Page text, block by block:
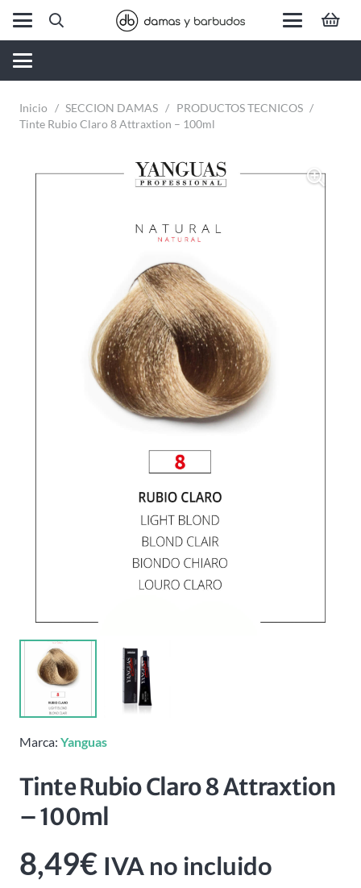
Inicio / SECCION DAMAS / PRODUCTOS TECNICOS /
Tinte Rubio Claro 8 Attraxtion – 100ml
Marca: Yanguas
Tinte Rubio Claro 8 Attraxtion
– 100ml
8,49€ IVA no incluido